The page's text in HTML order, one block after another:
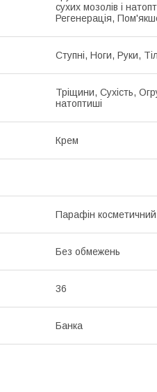
сухих мозолів і
Регенерація,
Ступні, Ноги, Руки,
Тріщини, Сухість,
натоптиші
Крем
Парафін косметичний
Без обмежень
36
Банка